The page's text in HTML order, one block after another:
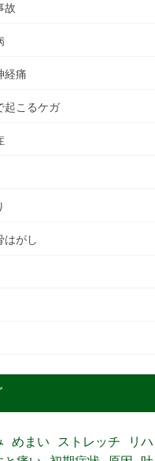
故
経痛
起こるケガ
はがし
めまい ストレッチ
リ